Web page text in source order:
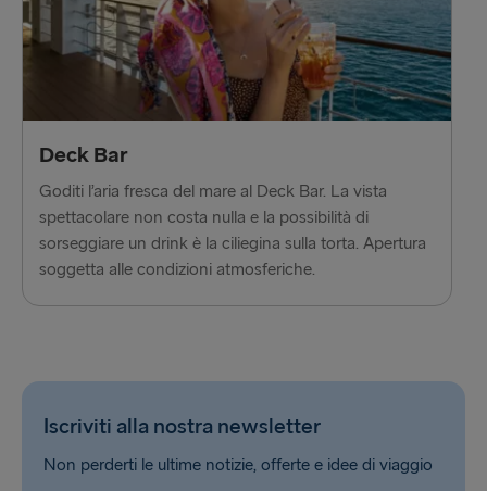
Deck Bar
Goditi l’aria fresca del mare al Deck Bar. La vista
spettacolare non costa nulla e la possibilità di
sorseggiare un drink è la ciliegina sulla torta. Apertura
soggetta alle condizioni atmosferiche.
Iscriviti alla nostra newsletter
Non perderti le ultime notizie, offerte e idee di viaggio